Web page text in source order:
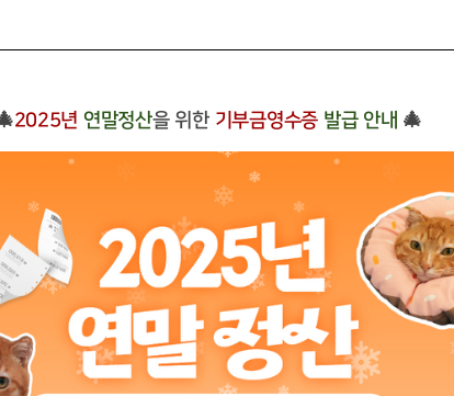
2025년 연말정산을 위한 기부금영수증 발급 안내 🎄